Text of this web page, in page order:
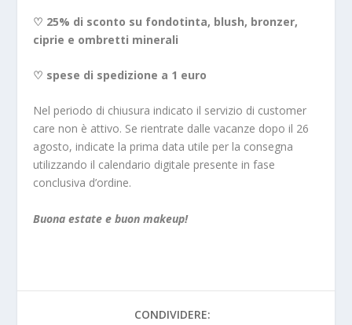
♡ 25% di sconto su fondotinta, blush, bronzer,
ciprie e ombretti minerali
♡ spese di spedizione a 1 euro
Nel periodo di chiusura indicato il servizio di customer
care non è attivo. Se rientrate dalle vacanze dopo il 26
agosto, indicate la prima data utile per la consegna
utilizzando il calendario digitale presente in fase
conclusiva d’ordine.
Buona estate e buon makeup!
CONDIVIDERE: